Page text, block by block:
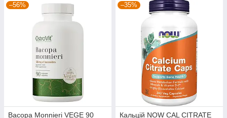
–56%
Bacopa Monnieri VEGE 90
–35%
Кальцій NOW CAL CITRATE